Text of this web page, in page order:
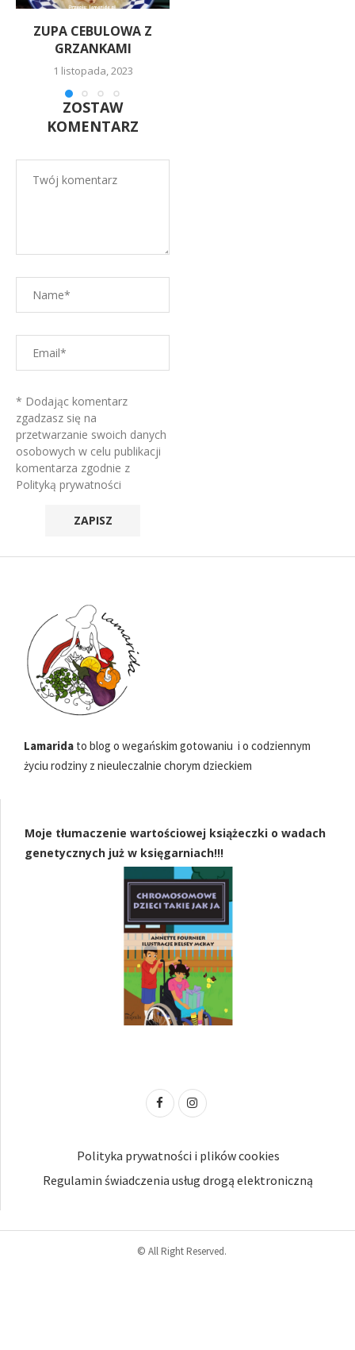
ZUPA CEBULOWA Z
GRZANKAMI
1 listopada, 2023
ZOSTAW
KOMENTARZ
* Dodając komentarz
zgadzasz się na
przetwarzanie swoich danych
osobowych w celu publikacji
komentarza zgodnie z
Polityką prywatności
Lamarida to blog o wegańskim gotowaniu i o codziennym
życiu rodziny z nieuleczalnie chorym dzieckiem
Moje tłumaczenie wartościowej książeczki o wadach
genetycznych już w księgarniach!!!
Polityka prywatności i plików cookies
Regulamin świadczenia usług drogą elektroniczną
© All Right Reserved.